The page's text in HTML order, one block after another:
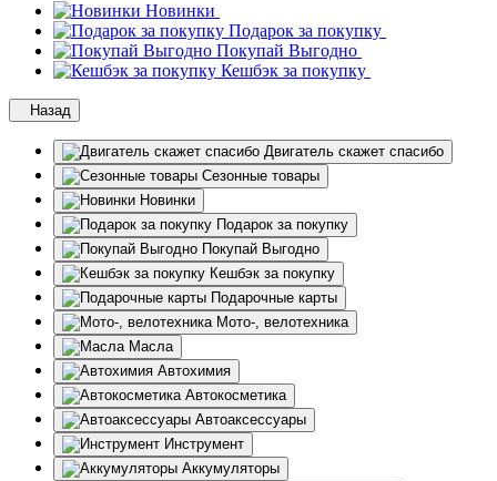
Новинки
Подарок за покупку
Покупай Выгодно
Кешбэк за покупку
Назад
Двигатель скажет спасибо
Сезонные товары
Новинки
Подарок за покупку
Покупай Выгодно
Кешбэк за покупку
Подарочные карты
Мото-, велотехника
Масла
Автохимия
Автокосметика
Автоаксессуары
Инструмент
Аккумуляторы